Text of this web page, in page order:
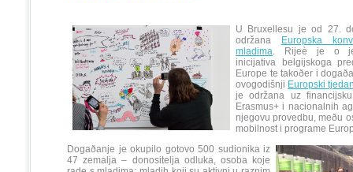
U Bruxellesu je od 27.
održana
Europska
mladima. Rijeè je o
inicijativa belgijskoga
Europe te takoðer i
ovogodišnji Europski
je održana uz
Erasmus+ i nacionalnih
njegovu provedbu, meðu
mobilnost i programe
Dogaðanje je okupilo gotovo 500 sudionika iz
47 zemalja – donositelja odluka, osoba koje